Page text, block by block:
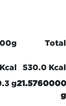
Total
530.0 Kcal
g
g